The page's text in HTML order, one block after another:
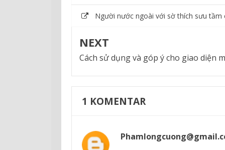
Người nước ngoài với sờ thích sưu tầm
NEXT
Cách sử dụng và góp ý cho giao diện
1 KOMENTAR